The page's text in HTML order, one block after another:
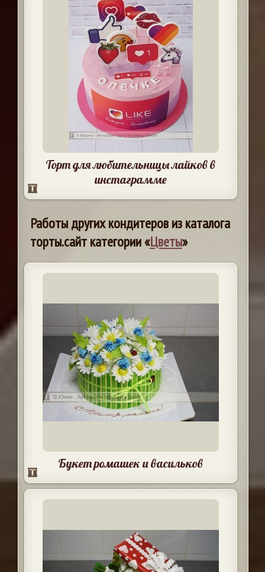
Торт для любительницы лайков в
инстаграмме
Работы других кондитеров из каталога
торты.сайт категории «Цветы»
Букет ромашек и васильков